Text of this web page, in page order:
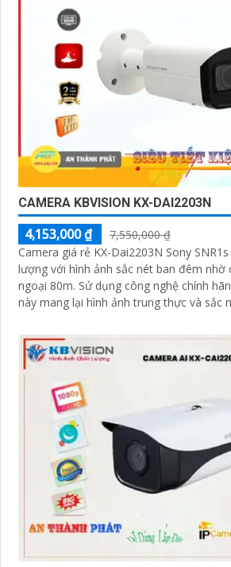
CAMERA KBVISION KX-DAI2203N
4,153,000 ₫
7,550,000 ₫
Camera giá rẻ KX-Dai2203N Sony
lượng với hình ảnh sắc nét ban đêm nhờ
ngoại 80m. Sử dụng công nghệ chính hãng IP POE, camera
này mang lại hình ảnh trung thực và sắc